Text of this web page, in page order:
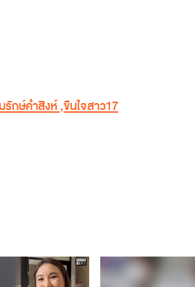
รักษ์คำสิงห์,ขืนใจสาว17